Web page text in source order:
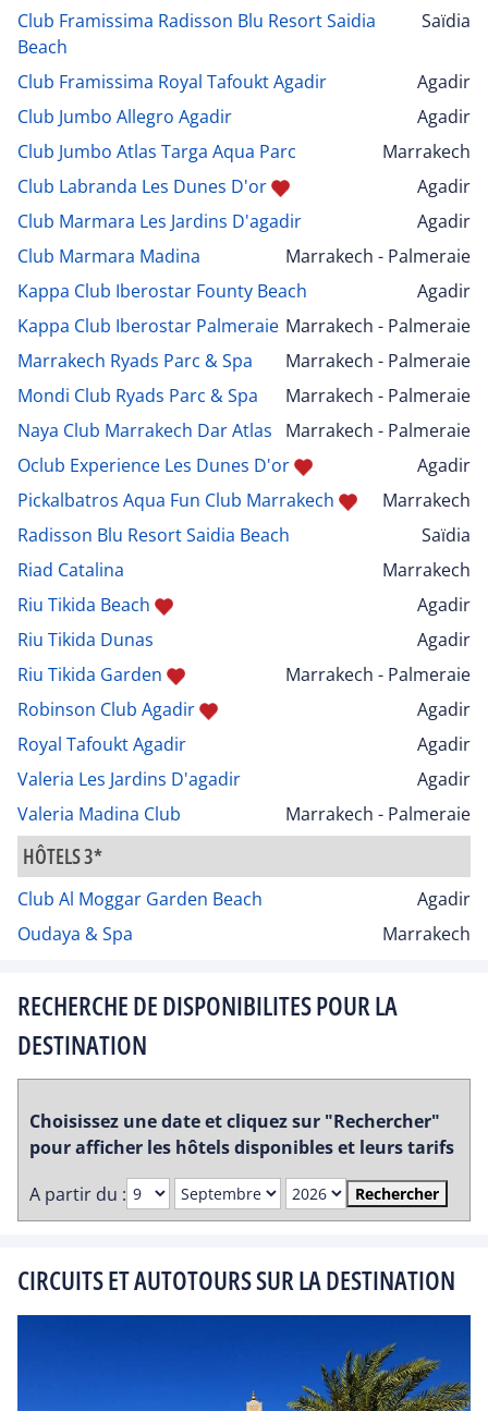
Club Framissima Radisson Blu Resort Saidia
Beach
Saïdia
Club Framissima Royal Tafoukt Agadir
Agadir
Club Jumbo Allegro Agadir
Agadir
Club Jumbo Atlas Targa Aqua Parc
Marrakech
Club Labranda Les Dunes D'or
Agadir
Club Marmara Les Jardins D'agadir
Agadir
Club Marmara Madina
Marrakech - Palmeraie
Kappa Club Iberostar Founty Beach
Agadir
Kappa Club Iberostar Palmeraie Marrakech - Palmeraie
Marrakech Ryads Parc & Spa
Marrakech - Palmeraie
Mondi Club Ryads Parc & Spa
Marrakech - Palmeraie
Naya Club Marrakech Dar Atlas
Marrakech - Palmeraie
Oclub Experience Les Dunes D'or
Agadir
Pickalbatros Aqua Fun Club Marrakech
Marrakech
Radisson Blu Resort Saidia Beach
Saïdia
Riad Catalina
Marrakech
Riu Tikida Beach
Agadir
Riu Tikida Dunas
Agadir
Riu Tikida Garden
Marrakech - Palmeraie
Robinson Club Agadir
Agadir
Royal Tafoukt Agadir
Agadir
Valeria Les Jardins D'agadir
Agadir
Valeria Madina Club
Marrakech - Palmeraie
HÔTELS 3*
Club Al Moggar Garden Beach
Agadir
Oudaya & Spa
Marrakech
RECHERCHE DE DISPONIBILITES POUR LA
DESTINATION
Choisissez une date et cliquez sur "Rechercher"
pour afficher les hôtels disponibles et leurs tarifs
A partir du :
Rechercher
CIRCUITS ET AUTOTOURS SUR LA DESTINATION